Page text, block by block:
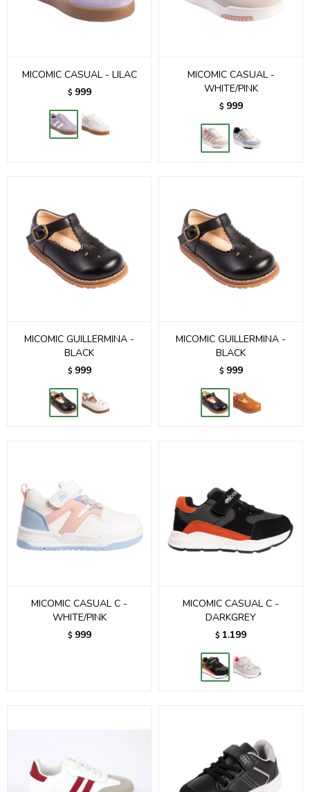
MICOMIC CASUAL - LILAC
$ 999
MICOMIC CASUAL -
WHITE/PINK
$ 999
MICOMIC GUILLERMINA -
BLACK
$ 999
MICOMIC GUILLERMINA -
BLACK
$ 999
MICOMIC CASUAL C -
WHITE/PINK
$ 999
MICOMIC CASUAL C -
DARKGREY
$ 1.199